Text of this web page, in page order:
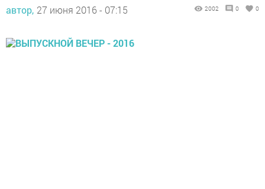
автор, 27 июня 2016 - 07:15 2002 0 0